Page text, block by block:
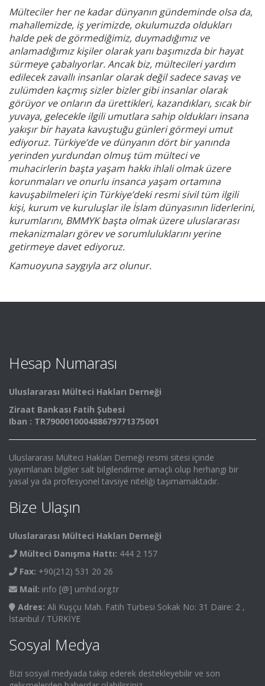
Mülteciler her ne kadar dünyanın gündeminde olsa da,
mahallemizde, iş yerimizde, okulumuzda oldukları
halde pek de görmediğimiz, duymadığımız ve
anlamadığımız kişiler olarak yanı başımızda bir hayat
sürmeye çabalıyorlar. Ancak biz, mültecileri yardım
edilecek zavallı insanlar olarak değil sadece savaş ve
zulümden kaçmış sizler bizler gibi insanlar olarak
görüyor ve onların da ürettikleri, kazandıkları, sıcak bir
yuvaya, gelecekle ilgili umutlara sahip oldukları insana
yakışır bir hayata kavuştuğu günleri görmeyi umut
ediyoruz. Türkiye’de ve dünyanın dört bir yanında
yerinden yurdundan olmuş tüm mülteci ve
muhacirlerin başta yaşam hakkı ihlali olmak üzere
korunmaları ve onurlu insanca yaşam ortamına
kavuşabilmeleri için Türkiye’deki resmi sivil tüm ilgili
kişi, kurum ve kuruluşlar ile İslam dünyasının liderlerini,
kurumlarını, BMMYK başta olmak üzere uluslararası
mekanizmaları görev ve sorumluluklarını yerine
getirmeye davet ediyoruz.
Kamuoyuna saygıyla arz olunur.
Hesap Numarası
Uluslararası Mülteci Hakları Derneği
Ziraat Bankası Fatih Şubesi
Iban : TR790001000488679771375001
Uluslararası Mülteci Hakları Derneği resmi sitesi içinde
yayımlanan bilgiler salt bilgilendirme amaçlı olup herhangi bir
yasal ya da profesyonel tavsiye niteliği taşımamaktadır.
Bize Ulaşın
Uluslararası Mülteci Hakları Derneği
Mülteci Danışma Hattı: 444 2 157
Fax: +90(212) 531 20 26
Mail: info [@] umhd.org.tr
Adres: Ali Kuşçu Mah. Fatih Türbesi Sokak No: 31 Daire: 2 ,
İstanbul / TÜRKİYE
Sosyal Medya
Bizi sosyal medyada takip ederek destekleyebilir ve son